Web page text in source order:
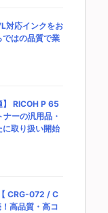
対応インクをお
はの品質で業
】 RICOH P 65
ーの汎用品・
に取り扱い開始
CRG-072 / C
高品質・高コ